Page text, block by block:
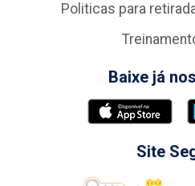
Politicas para
Baixe já
Site